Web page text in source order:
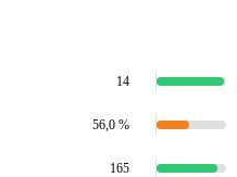
14
56,0 %
165